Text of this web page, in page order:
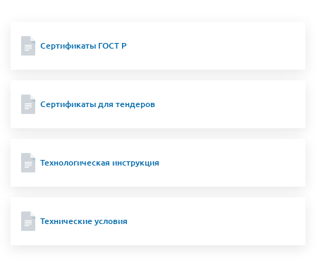
Сертификаты ГОСТ Р
Сертификаты для тендеров
Технологическая инструкция
Технические условия